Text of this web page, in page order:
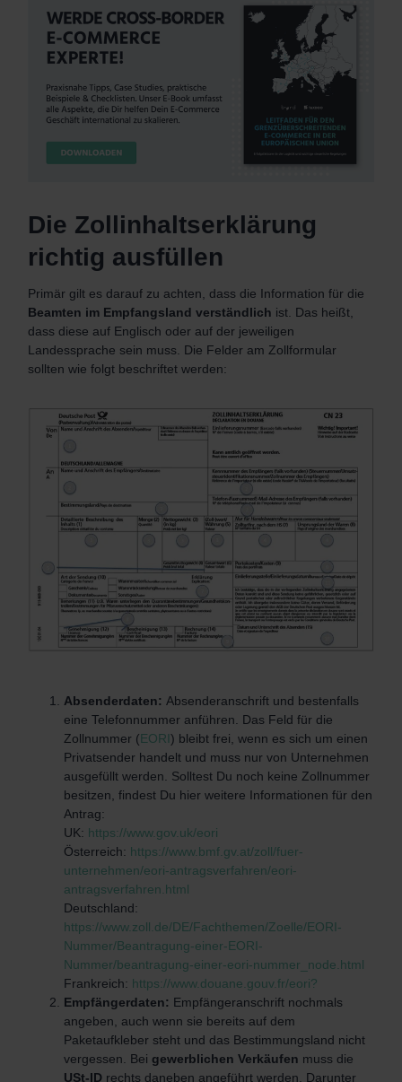
Die Zollinhaltserklärung
richtig ausfüllen
Primär gilt es darauf zu achten, dass die Information für die
Beamten im Empfangsland verständlich ist. Das heißt,
dass diese auf Englisch oder auf der jeweiligen
Landessprache sein muss. Die Felder am Zollformular
sollten wie folgt beschriftet werden:
Absenderdaten: Absenderanschrift und bestenfalls
eine Telefonnummer anführen. Das Feld für die
Zollnummer (EORI) bleibt frei, wenn es sich um einen
Privatsender handelt und muss nur von Unternehmen
ausgefüllt werden. Solltest Du noch keine Zollnummer
besitzen, findest Du hier weitere Informationen für den
Antrag:
UK: https://www.gov.uk/eori
Österreich: https://www.bmf.gv.at/zoll/fuer-
unternehmen/eori-antragsverfahren/eori-
antragsverfahren.html
Deutschland:
https://www.zoll.de/DE/Fachthemen/Zoelle/EORI-
Nummer/Beantragung-einer-EORI-
Nummer/beantragung-einer-eori-nummer_node.html
Frankreich: https://www.douane.gouv.fr/eori?
Empfängerdaten: Empfängeranschrift nochmals
angeben, auch wenn sie bereits auf dem
Paketaufkleber steht und das Bestimmungsland nicht
vergessen. Bei gewerblichen Verkäufen muss die
USt-ID rechts daneben angeführt werden. Darunter